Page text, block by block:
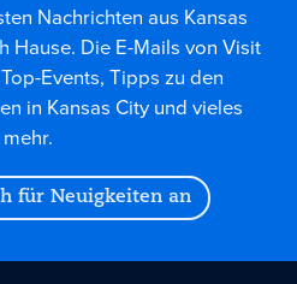
Nachrichten aus Kansas
Hause. Die E-Mails von Visit
Events, Tipps zu den
in Kansas City und vieles
mehr.
für Neuigkeiten an